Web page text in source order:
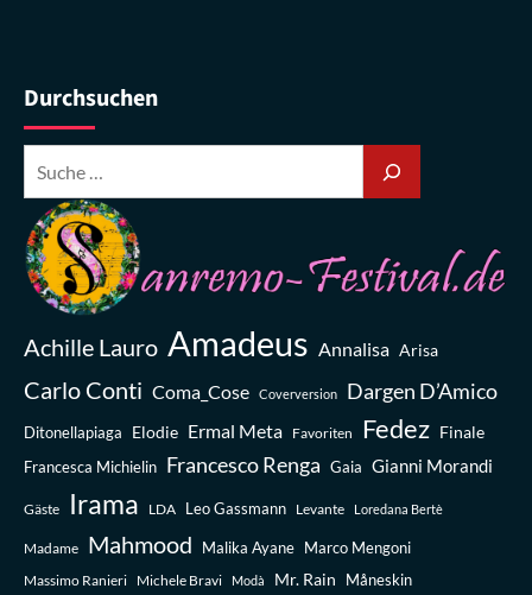
Durchsuchen
Achille Lauro Amadeus Annalisa Arisa
Carlo Conti Coma_Cose Coverversion Dargen D’Amico
Ditonellapiaga Elodie Ermal Meta Favoriten Fedez Finale
Francesca Michielin Francesco Renga Gaia Gianni Morandi
Gäste Irama LDA Leo Gassmann Levante Loredana Bertè
Madame Mahmood Malika Ayane Marco Mengoni
Massimo Ranieri Michele Bravi Modà Mr. Rain Måneskin